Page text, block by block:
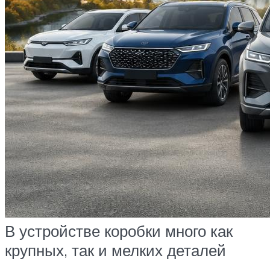
В устройстве коробки много как
крупных, так и мелких деталей